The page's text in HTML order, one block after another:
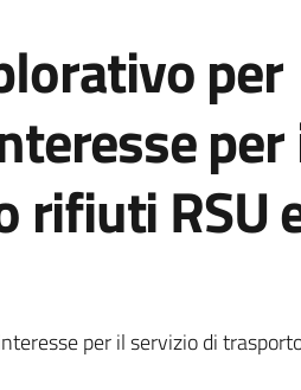
per
per
rifiuti RSU
per il servizio di